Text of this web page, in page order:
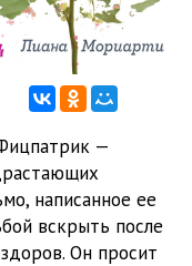
14:21
13:11
—
написанное ее
вскрыть после
Он просит